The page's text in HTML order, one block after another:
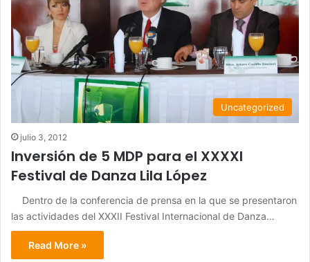
Uncategorized
julio 3, 2012
Inversión de 5 MDP para el XXXXI
Festival de Danza Lila López
Dentro de la conferencia de prensa en la que se presentaron
las actividades del XXXII Festival Internacional de Danza…
Read More »